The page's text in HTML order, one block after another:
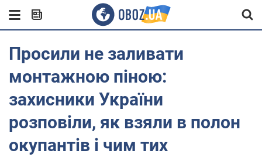
Просили не заливати
монтажною піною:
захисники України
розповіли, як взяли в полон
окупантів і чим тих